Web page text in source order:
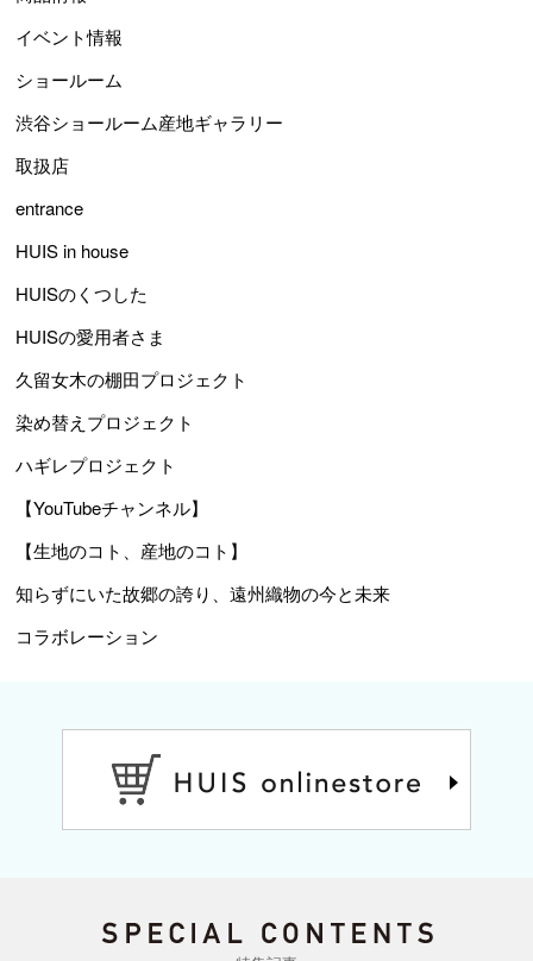
イベント情報
ショールーム
渋谷ショールーム産地ギャラリー
取扱店
entrance
HUIS in house
HUISのくつした
HUISの愛用者さま
久留女木の棚田プロジェクト
染め替えプロジェクト
ハギレプロジェクト
【YouTubeチャンネル】
【生地のコト、産地のコト】
知らずにいた故郷の誇り、遠州織物の今と未来
コラボレーション